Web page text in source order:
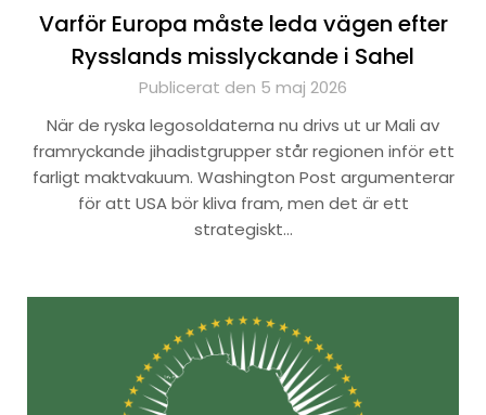
Varför Europa måste leda vägen efter
Rysslands misslyckande i Sahel
Publicerat den 5 maj 2026
När de ryska legosoldaterna nu drivs ut ur Mali av
framryckande jihadistgrupper står regionen inför ett
farligt maktvakuum. Washington Post argumenterar
för att USA bör kliva fram, men det är ett
strategiskt…